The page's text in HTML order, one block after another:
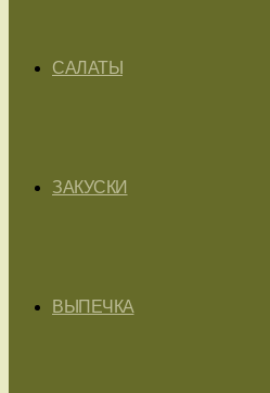
САЛАТЫ
ЗАКУСКИ
ВЫПЕЧКА